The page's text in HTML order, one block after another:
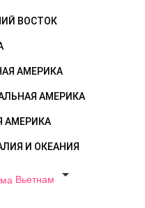
ВОСТОК
АМЕРИКА
АМЕРИКА
АМЕРИКА
И ОКЕАНИЯ
Вьетнам
